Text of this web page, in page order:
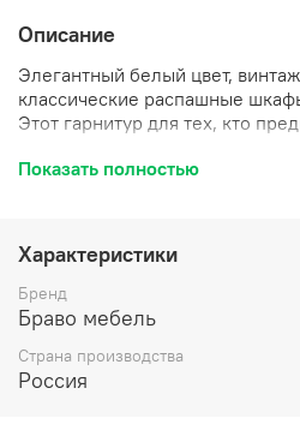
Описание
Элегантный белый цвет,
классические распашные
Этот гарнитур для тех, кто
функциональность и
Показать полностью
Характеристики
Бренд
Браво мебель
Страна производства
Россия